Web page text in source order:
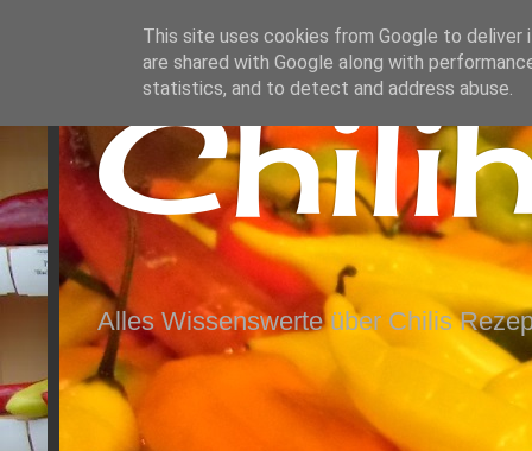
Alles Wissenswerte über Chilis
This site uses cookies from Google to deliver
are shared with Google along with
statistics, and to detect and address abuse.